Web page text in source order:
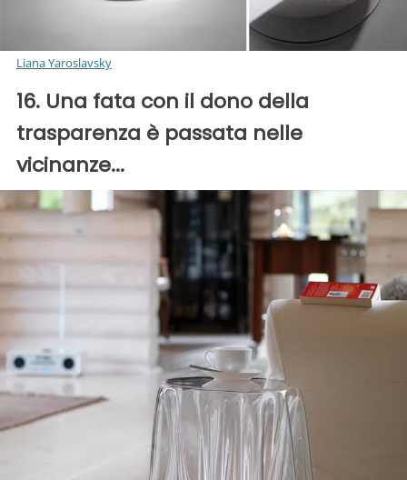
Liana Yaroslavsky
16. Una fata con il dono della
trasparenza è passata nelle
vicinanze...